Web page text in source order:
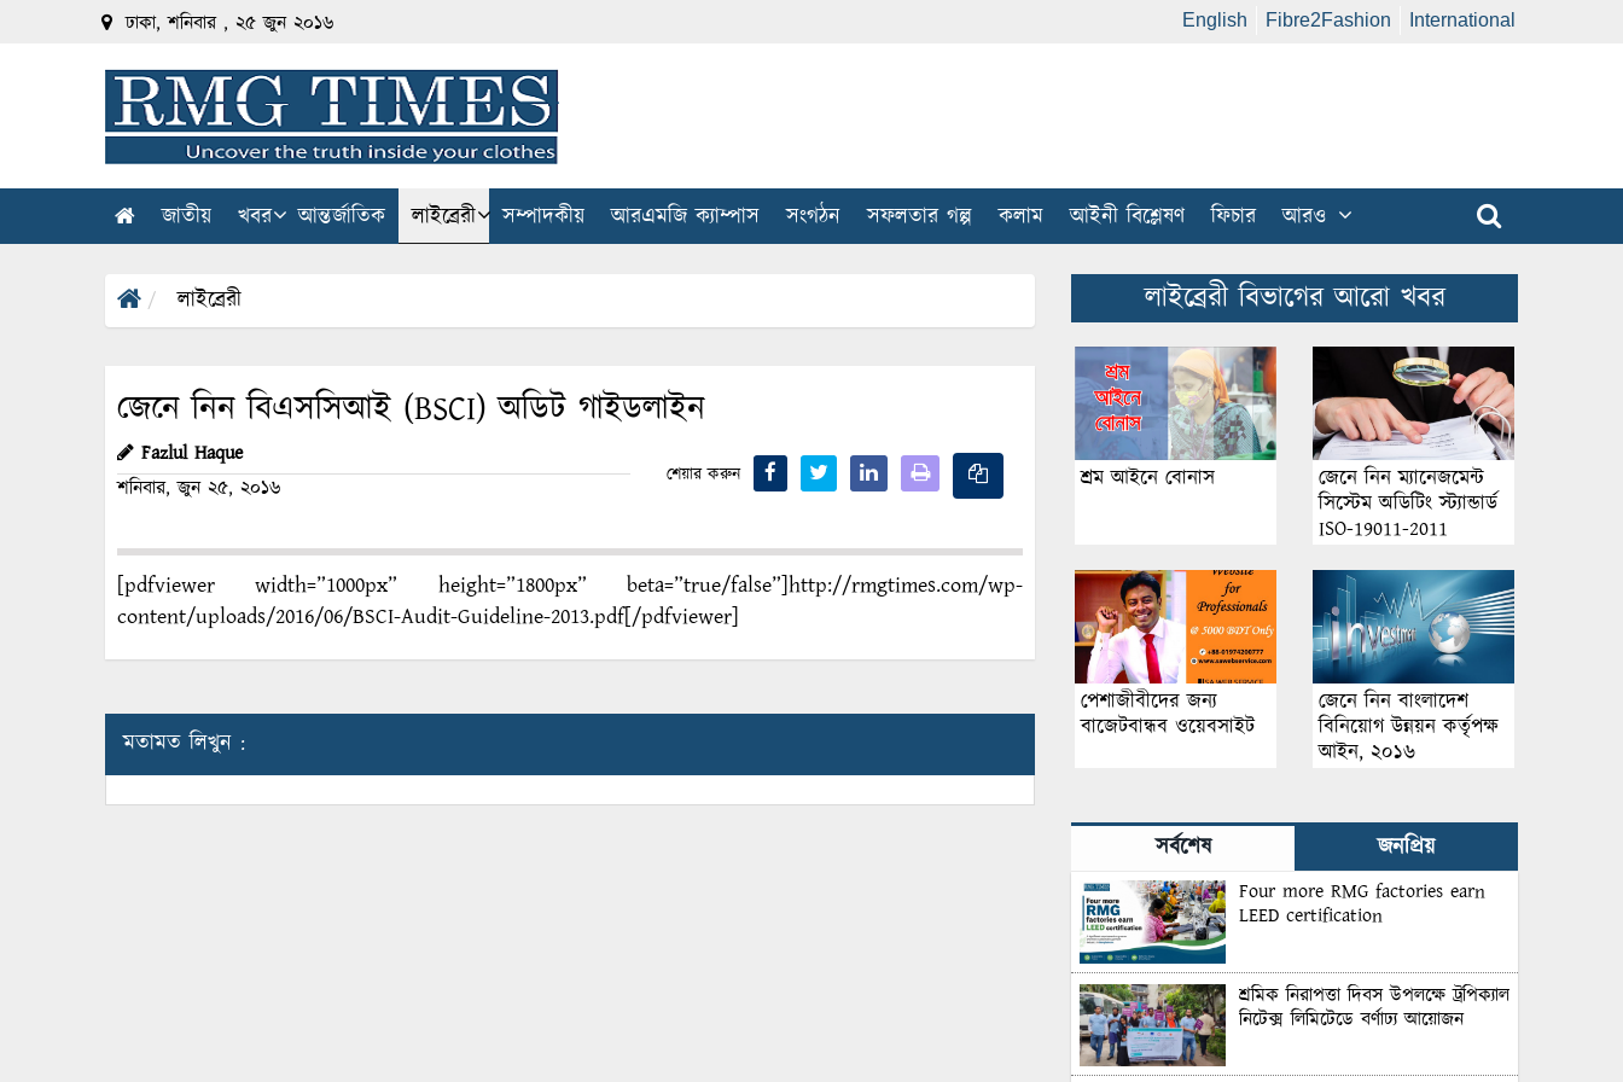
ঢাকা, শনিবার , ২৫ জুন ২০১৬ English Fibre2Fashion International
জাতীয় খবর আন্তর্জাতিক লাইব্রেরী সম্পাদকীয় আরএমজি ক্যাম্পাস সংগঠন সফলতার গল্প কলাম আইনী বিশ্লেষণ ফিচার আরও
লাইব্রেরী
জেনে নিন বিএসসিআই (BSCI) অডিট গাইডলাইন
Fazlul Haque
শনিবার, জুন ২৫, ২০১৬
শেয়ার করুন
[pdfviewer width=”1000px” height=”1800px” beta=”true/false”]http://rmgtimes.com/wp-
content/uploads/2016/06/BSCI-Audit-Guideline-2013.pdf[/pdfviewer]
মতামত লিখুন :
লাইব্রেরী বিভাগের আরো খবর
শ্রম আইনে বোনাস
জেনে নিন ম্যানেজমেন্ট
সিস্টেম অডিটিং স্ট্যান্ডার্ড
ISO-19011-2011
পেশাজীবীদের জন্য
বাজেটবান্ধব ওয়েবসাইট
জেনে নিন বাংলাদেশ
বিনিয়োগ উন্নয়ন কর্তৃপক্ষ
আইন, ২০১৬
সর্বশেষ জনপ্রিয়
Four more RMG factories earn
LEED certification
শ্রমিক নিরাপত্তা দিবস উপলক্ষে ট্রপিক্যাল
নিটেক্স লিমিটেডে বর্ণাঢ্য আয়োজন